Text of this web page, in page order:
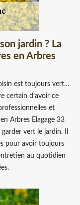
jardin ? La
en Arbres
est toujours vert…
certain d’avoir ce
et
Arbres Elagage 33
vert le jardin. Il
pour avoir toujours
au quotidien